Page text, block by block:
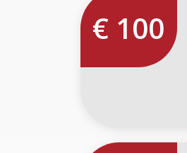
€ 100